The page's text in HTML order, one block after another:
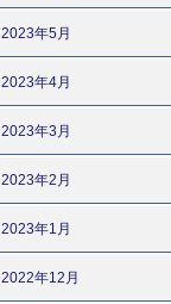
2023年5月
2023年4月
2023年3月
2023年2月
2023年1月
2022年12月